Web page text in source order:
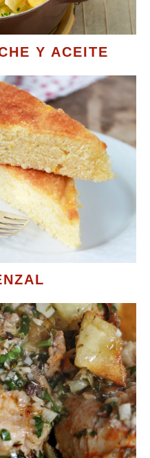
Y ACEITE